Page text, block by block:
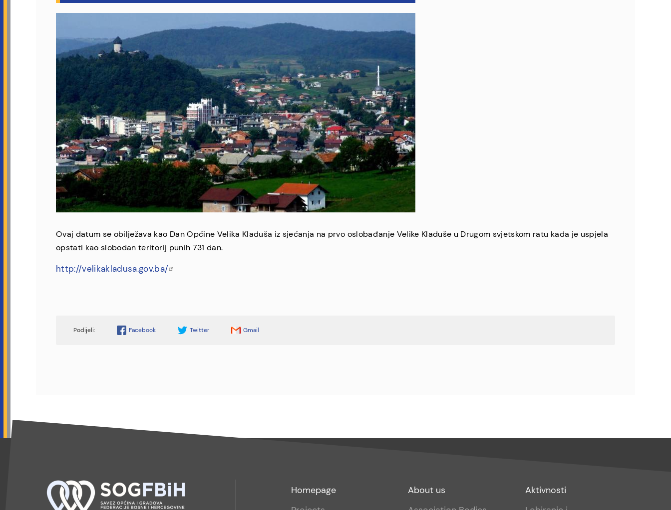
Ovaj datum se obilježava kao Dan Općine Velika Kladuša iz sjećanja na prvo oslobađanje Velike Kladuše u Drugom svjetskom ratu kada je uspjela
opstati kao slobodan teritorij punih 731 dan.
http://velikakladusa.gov.ba/
Facebook Twitter Gmail
Footer
menu
Homepage
Footer
sub
About us
Footer
sub
Aktivnosti